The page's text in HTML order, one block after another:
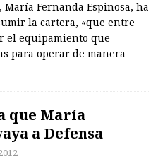
Fernanda Espinosa, ha
la cartera, «que entre
el equipamiento que
para operar de manera
que María
a Defensa